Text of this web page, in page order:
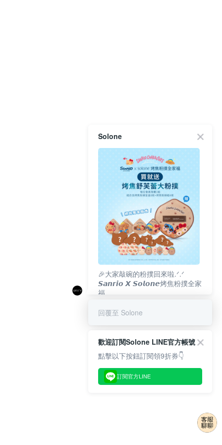
Solone
🎉大家敲碗的粉撲回來啦.ᐟ‪‪.ᐟ
𝙎𝙖𝙣𝙧𝙞𝙤 𝙓 𝙎𝙤𝙡𝙤𝙣𝙚烤焦粉撲全家
福
回覆至 Solone
歡迎訂閱Solone LINE官方帳號
點擊以下按鈕訂閱領9折券👇
訂閱官方LINE